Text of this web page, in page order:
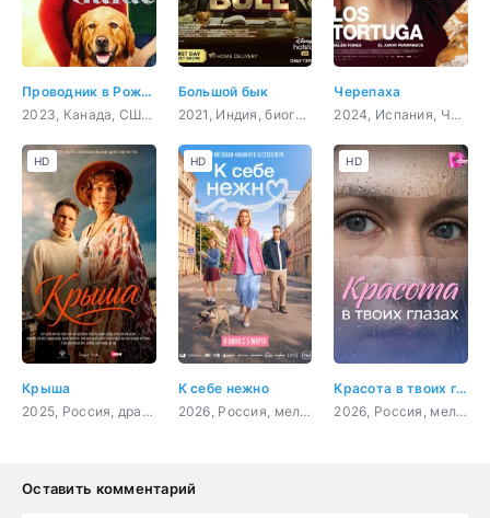
Проводник в Рождество
2023, Канада, США, мелодрама
Большой бык
2021, Индия, биография, криминал, драма
Черепаха
2024, Испания, Чили, драма
Крыша
2025, Россия, драма, мелодрама
HD
К себе нежно
2026, Россия, мелодрама, комедия
HD
Красота в твоих глазах
2026, Россия, мелодрама
HD
Оставить комментарий